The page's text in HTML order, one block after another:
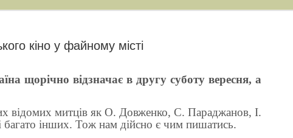
кіно у файному місті
щорічно відзначає в другу суботу вересня, а
відомих митців як О. Довженко, С. Параджанов, І.
багато інших. Тож нам дійсно є чим пишатись.